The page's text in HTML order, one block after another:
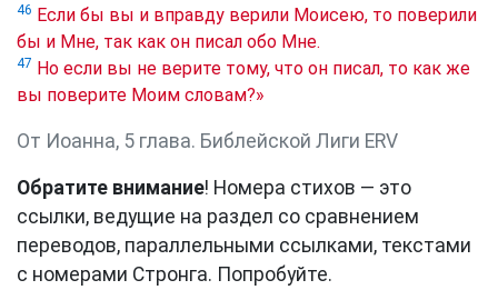
46 Если бы вы и вправду верили Моисею, то поверили
бы и Мне, так как он писал обо Мне.
47 Но если вы не верите тому, что он писал, то как же
вы поверите Моим словам?»
От Иоанна, 5 глава. Библейской Лиги ERV
Обратите внимание! Номера стихов — это
ссылки, ведущие на раздел со сравнением
переводов, параллельными ссылками, текстами
с номерами Стронга. Попробуйте.